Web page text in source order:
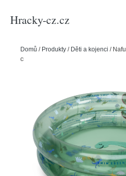
Hracky-cz.cz
Domů / Produkty / Děti a kojenci /
cm